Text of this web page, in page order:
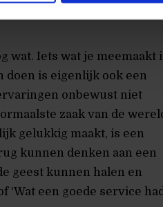
wat. Iets wat je meemaakt
doen is eigenlijk ook een
onbewust niet
zaak van de
gelukkig maakt, is een
kunnen denken aan een
geest kunnen halen en
‘Wat een goede service had